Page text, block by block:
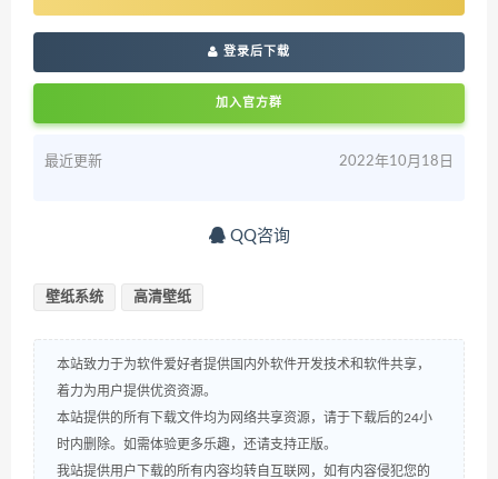
登录后下载
加入官方群
最近更新 2022年10月18日
QQ咨询
壁纸系统 高清壁纸
本站致力于为软件爱好者提供国内外软件开发技术和软件共享，
着力为用户提供优资资源。
本站提供的所有下载文件均为网络共享资源，请于下载后的24小
时内删除。如需体验更多乐趣，还请支持正版。
我站提供用户下载的所有内容均转自互联网，如有内容侵犯您的